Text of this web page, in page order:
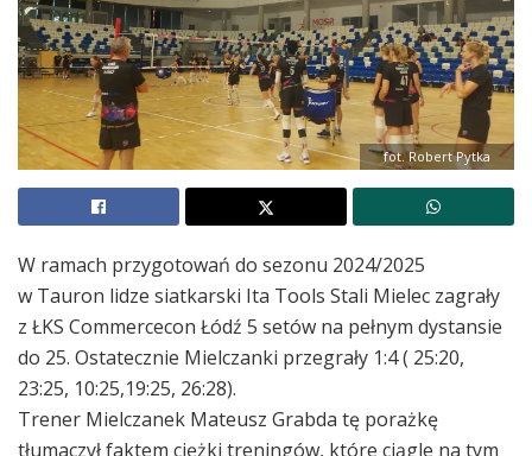
fot. Robert Pytka
W ramach przygotowań do sezonu 2024/2025
w Tauron lidze siatkarski Ita Tools Stali Mielec zagrały
z ŁKS Commercecon Łódź 5 setów na pełnym dystansie
do 25. Ostatecznie Mielczanki przegrały 1:4 ( 25:20,
23:25, 10:25,19:25, 26:28).
Trener Mielczanek Mateusz Grabda tę porażkę
tłumaczył faktem ciężki treningów, które ciągle na tym